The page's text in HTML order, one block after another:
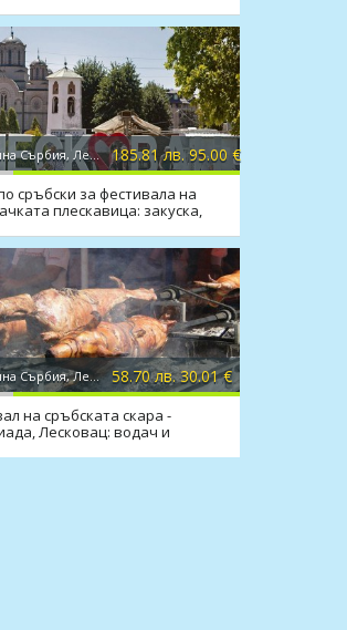
Източна Сърбия, Лесковац 185.81 лв. 95.00 €
сръбски за фестивала на
плескавица: закуска,
Източна Сърбия, Лесковац 58.70 лв. 30.01 €
на сръбската скара -
Лесковац: водач и